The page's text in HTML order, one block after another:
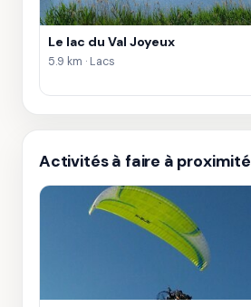
Le lac du Val Joyeux
5.9 km · Lacs
Activités à faire à proximité